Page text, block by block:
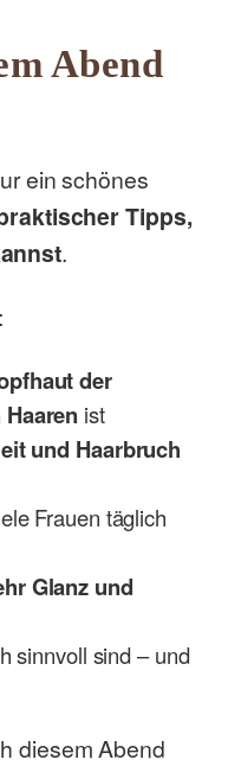
Abend
ein schönes
Tipps,
.
der
ist
und Haarbruch
Frauen täglich
Glanz und
sinnvoll sind – und
diesem Abend